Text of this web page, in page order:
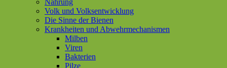
Nahrung
Volk und Volksentwicklung
Die Sinne der Bienen
Krankheiten und Abwehrmechanismen
Milben
Viren
Bakterien
Pilze